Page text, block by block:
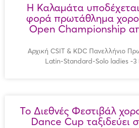
Η Καλαμάτα
φορά πρωτάθλημα
Open Championship
Αρχική CSIT & KDC Πανελλήνιο
Latin-Standard-Solo ladies -3
Το Διεθνές Φεστιβάλ
Dance Cup ταξιδεύει